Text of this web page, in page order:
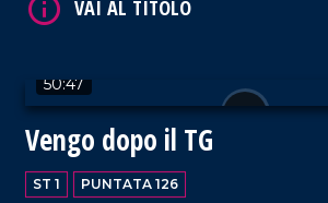
50:47
Vengo dopo il TG
ST 1 PUNTATA 126
VAI AL TITOLO